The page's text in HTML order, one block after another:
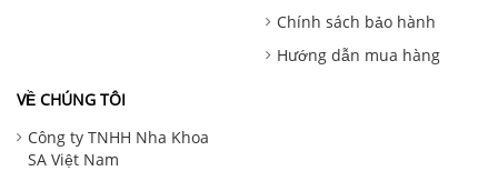
Chính sách bảo hành
Hướng dẫn mua hàng
VỀ CHÚNG TÔI
Công ty TNHH Nha Khoa
SA Việt Nam